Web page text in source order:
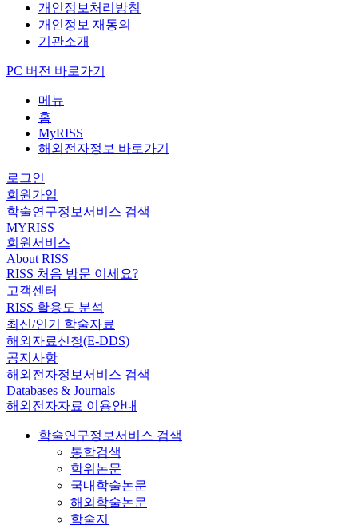
개인정보처리방침
개인정보 재동의
기관소개
PC 버전 바로가기
메뉴
홈
MyRISS
해외전자정보 바로가기
로그인
회원가입
학술연구정보서비스 검색
MYRISS
회원서비스
About RISS
RISS 처음 방문 이세요?
고객센터
RISS 활용도 분석
최신/인기 학술자료
해외자료신청(E-DDS)
공지사항
해외전자정보서비스 검색
Databases & Journals
해외전자자료 이용안내
학술연구정보서비스 검색
통합검색
학위논문
국내학술논문
해외학술논문
학술지